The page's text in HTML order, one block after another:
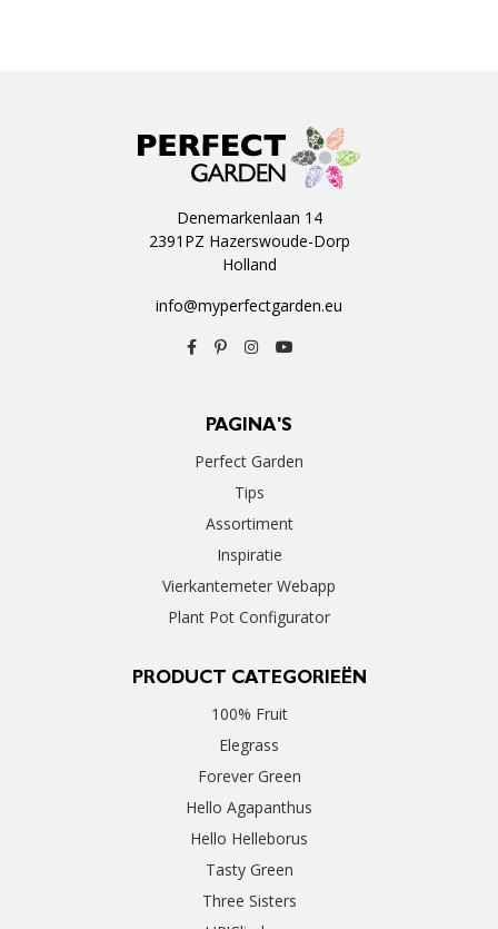
Denemarkenlaan 14
2391PZ Hazerswoude-Dorp
Holland
info@myperfectgarden.eu
PAGINA'S
Perfect Garden
Tips
Assortiment
Inspiratie
Vierkantemeter Webapp
Plant Pot Configurator
PRODUCT CATEGORIEËN
100% Fruit
Elegrass
Forever Green
Hello Agapanthus
Hello Helleborus
Tasty Green
Three Sisters